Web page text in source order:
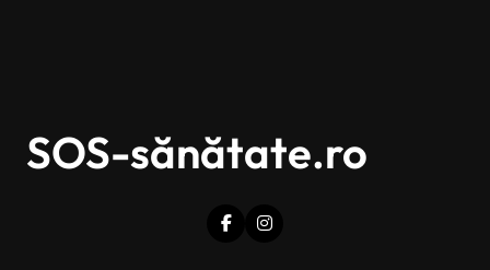
SOS-sănătate.ro